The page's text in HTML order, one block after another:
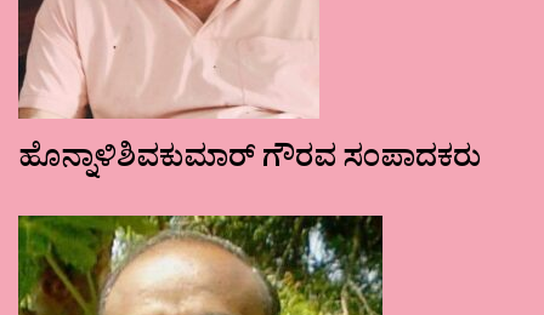
ಹೊನ್ನಾಳಿಶಿವಕುಮಾರ್ ಗೌರವ ಸಂಪಾದಕರು